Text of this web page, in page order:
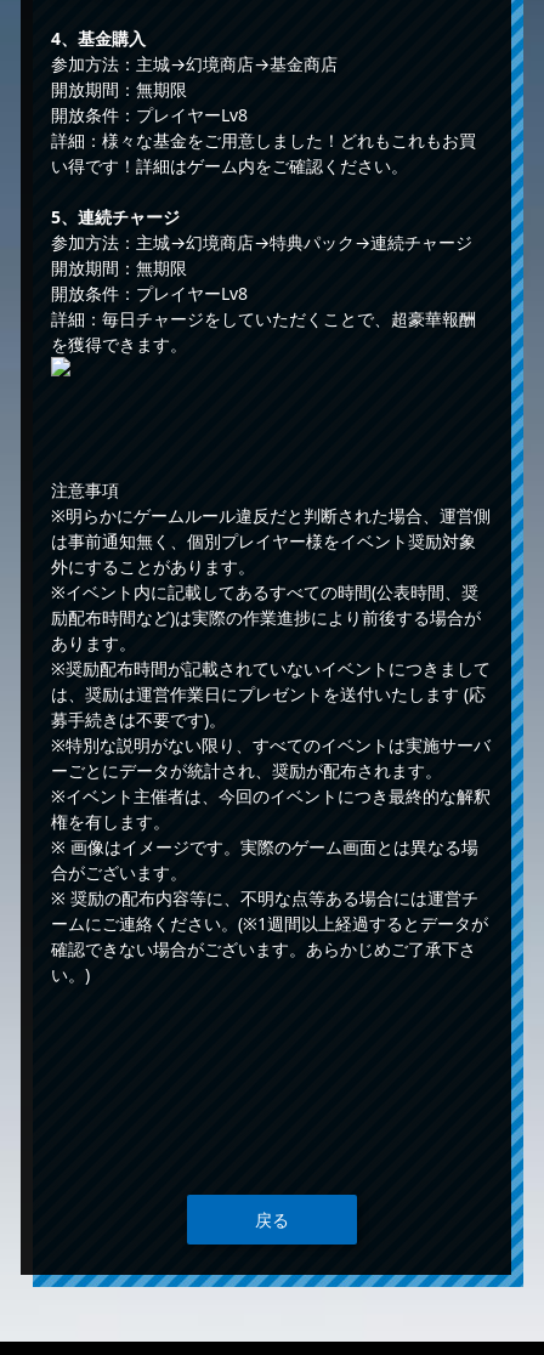
4、基金購入
参加方法：主城→幻境商店→基金商店
開放期間：無期限
開放条件：プレイヤーLv8
詳細：様々な基金をご用意しました！どれもこれもお買
い得です！詳細はゲーム内をご確認ください。
5、連続チャージ
参加方法：主城→幻境商店→特典パック→連続チャージ
開放期間：無期限
開放条件：プレイヤーLv8
詳細：毎日チャージをしていただくことで、超豪華報酬
を獲得できます。
注意事項
※明らかにゲームルール違反だと判断された場合、運営側
は事前通知無く、個別プレイヤー様をイベント奨励対象
外にすることがあります。
※イベント内に記載してあるすべての時間(公表時間、奨
励配布時間など)は実際の作業進捗により前後する場合が
あります。
※奨励配布時間が記載されていないイベントにつきまして
は、奨励は運営作業日にプレゼントを送付いたします (応
募手続きは不要です)。
※特別な説明がない限り、すべてのイベントは実施サーバ
ーごとにデータが統計され、奨励が配布されます。
※イベント主催者は、今回のイベントにつき最終的な解釈
権を有します。
※ 画像はイメージです。実際のゲーム画面とは異なる場
合がございます。
※ 奨励の配布内容等に、不明な点等ある場合には運営チ
ームにご連絡ください。(※1週間以上経過するとデータが
確認できない場合がございます。あらかじめご了承下さ
い。)
戻る